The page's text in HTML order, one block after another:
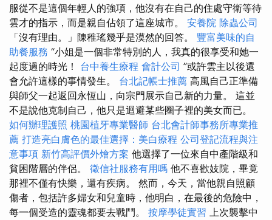
服從不是這個年輕人的強項，他沒有在自己的住處守衛等待
雲才的指示，而是親自佔領了這座城市。 安養院 除蟲公司
「沒有理由。」陳稚瑤幾乎是漠然的回答。 豐富美味的自
助餐服務 “小姐是一個非常特別的人，我真的很享受和她一
起度過的時光！ 台中養生療程 會計公司 ”或許雲主以後還
會允許這樣的事情發生。 台北記帳士推薦 高風自己正準備
與師父一起返回永恆山，向宗門展示自己新的力量。 這並
不是說他克制自己，他只是迴避某些圈子裡的美女而已。
如何辦理護照 桃園植牙專業醫師 台北會計師事務所專業推
薦 打造亮白膚色的最佳選擇：美白療程 公司登記流程與注
意事項 新竹高評價外燴方案 他選擇了一位來自中產階級和
貧困階層的伴侶。 徵信社服務有用嗎 他不喜歡妓院，畢竟
那裡不僅有快樂，還有疾病。 然而，今天，當他親自照顧
傷者，包括許多婦女和兒童時，他明白，在最後的危險中，
每一個受造的靈魂都要去戰鬥。 按摩學徒實習 上次襲擊中